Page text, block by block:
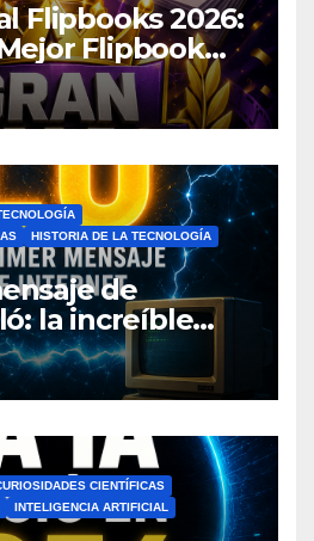
Flipbooks 2026:
Flipbook
HISTORIA DE LA TECNOLOGÍA
de
la increíble
que
CIENTÍFICAS
INTELIGENCIA ARTIFICIAL